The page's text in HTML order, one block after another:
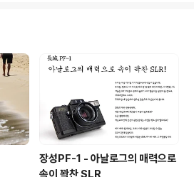
장성PF-1 - 아날로그의 매력으로
속이 꽉찬 SLR